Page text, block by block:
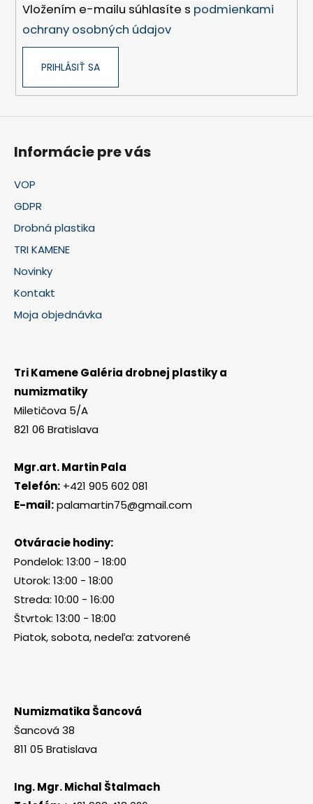
Vložením e-mailu súhlasíte s podmienkami
ochrany osobných údajov
PRIHLÁSIŤ SA
Informácie pre vás
VOP
GDPR
Drobná plastika
TRI KAMENE
Novinky
Kontakt
Moja objednávka
Tri Kamene Galéria drobnej plastiky a
numizmatiky
Miletičova 5/A
821 06 Bratislava
Mgr.art. Martin Pala
Telefón: +421 905 602 081
E-mail:palamartin75@gmail.com
Otváracie hodiny:
Pondelok: 13:00 - 18:00
Utorok: 13:00 - 18:00
Streda: 10:00 - 16:00
Štvrtok: 13:00 - 18:00
Piatok, sobota, nedeľa: zatvorené
Numizmatika Šancová
Šancová 38
811 05 Bratislava
Ing. Mgr. Michal Štalmach